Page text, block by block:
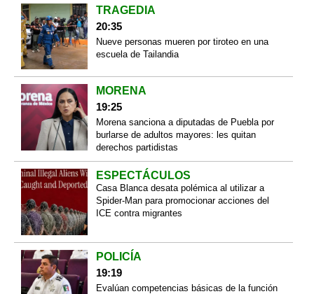
TRAGEDIA
20:35
Nueve personas mueren por tiroteo en una
escuela de Tailandia
MORENA
19:25
Morena sanciona a diputadas de Puebla por
burlarse de adultos mayores: les quitan
derechos partidistas
ESPECTÁCULOS
Casa Blanca desata polémica al utilizar a
Spider-Man para promocionar acciones del
ICE contra migrantes
POLICÍA
19:19
Evalúan competencias básicas de la función